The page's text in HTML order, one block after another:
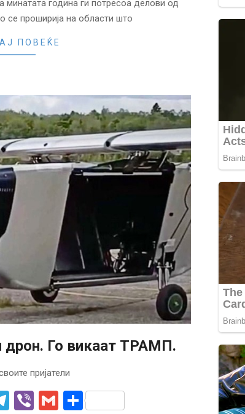
минатата година ги потресоа делови од
се проширија на области што
ПОВЕЌЕ
дрон. Го викаат ТРАМП.
пријатели
Telegram
ViberGmailShare